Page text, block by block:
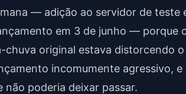
— adição ao servidor de teste
em 3 de junho — porque
original estava distorcendo o
incomumente agressivo, e
não poderia deixar passar.